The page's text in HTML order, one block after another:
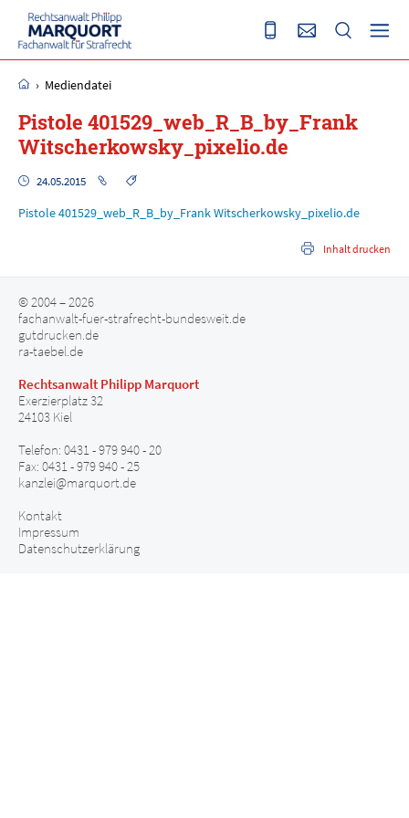
› Mediendatei
Pistole 401529_web_R_B_by_Frank
Witscherkowsky_pixelio.de
24.05.2015
Pistole 401529_web_R_B_by_Frank Witscherkowsky_pixelio.de
Inhalt drucken
© 2004 – 2026
fachanwalt-fuer-strafrecht-bundesweit.de
gutdrucken.de
ra-taebel.de
Rechtsanwalt Philipp Marquort
Exerzierplatz 32
24103 Kiel
Telefon: 0431 - 979 940 - 20
Fax: 0431 - 979 940 - 25
kanzlei@marquort.de
Kontakt
Impressum
Datenschutzerklärung